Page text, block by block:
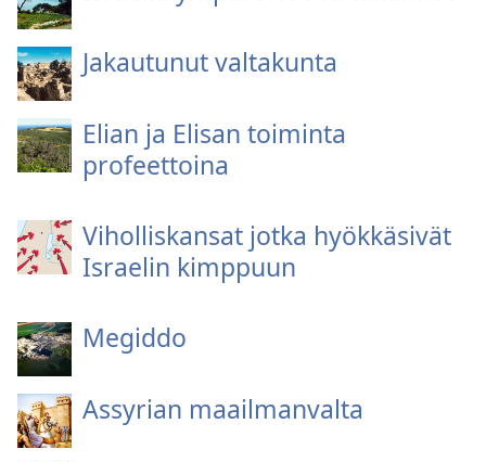
Jakautunut valtakunta
Elian ja Elisan toiminta
profeettoina
Viholliskansat jotka hyökkäsivät
Israelin kimppuun
Megiddo
Assyrian maailmanvalta